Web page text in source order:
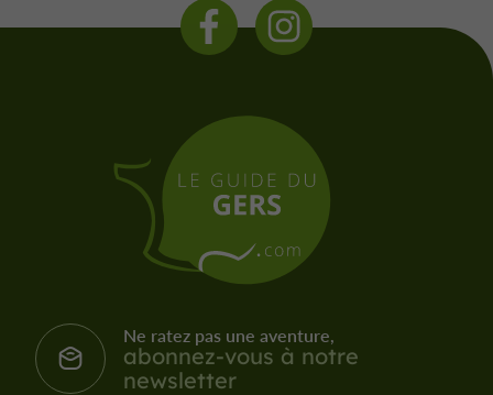
Ne ratez pas une aventure,
abonnez-vous à notre
newsletter